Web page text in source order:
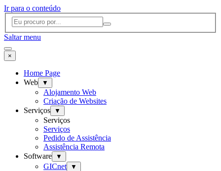
Ir para o conteúdo
Saltar menu
×
Home Page
Web
▼
Alojamento Web
Criação de Websites
Serviços
▼
Serviços
Serviços
Pedido de Assistência
Assistência Remota
Software
▼
GICnet ▼